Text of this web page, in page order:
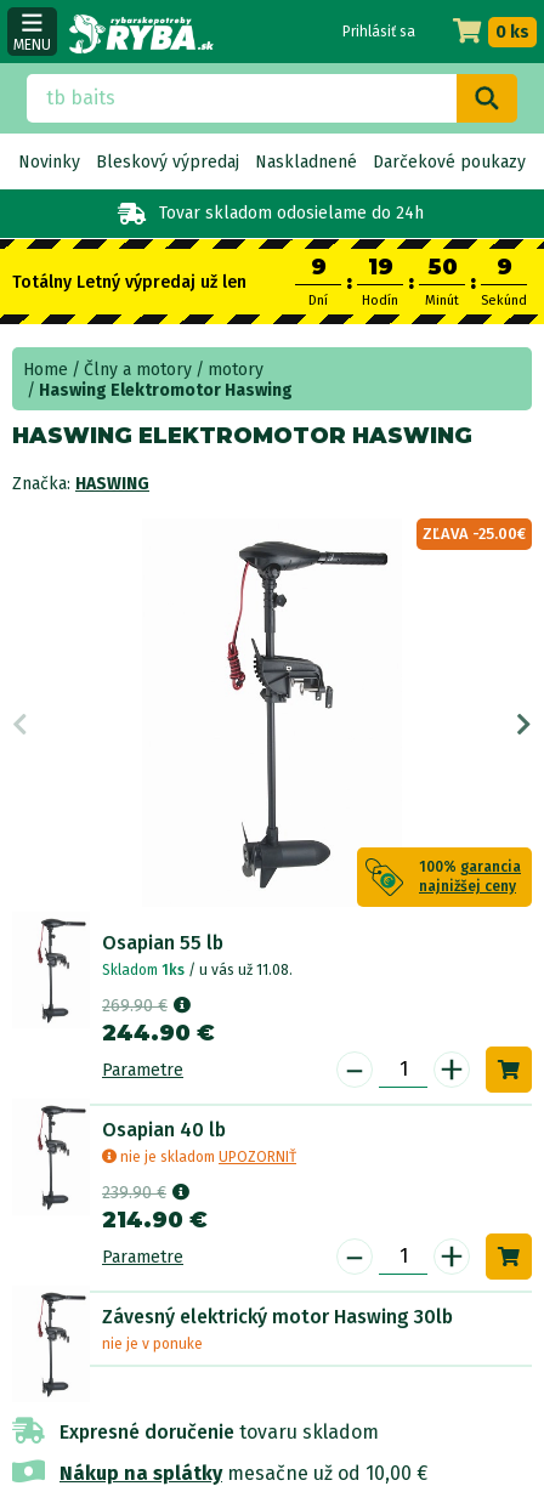
MENU
Tovar skladom odosielame do 24h
Prihlásiť sa 0 ks
Novinky Bleskový výpredaj Naskladnené Darčekové poukazy
Totálny Letný výpredaj už len
9
Dní
:
19
Hodín
:
50
Minút
:
8
Sekúnd
Home Člny a motory
motory
Haswing Elektromotor Haswing
HASWING ELEKTROMOTOR HASWING
Značka: HASWING
ZĽAVA -25.00€
100% garancia
najnižšej ceny
Osapian 55 lb
Skladom 1ks / u vás už 11.08.
269.90 €
244.90 €
Parametre - +
Osapian 40 lb
nie je skladom UPOZORNIŤ
239.90 €
214.90 €
Parametre - +
Závesný elektrický motor Haswing 30lb
nie je v ponuke
Expresné doručenie tovaru skladom
Nákup na splátkymesačne už od 10,00 €